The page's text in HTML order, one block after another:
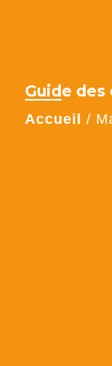
Guide des
Accueil /